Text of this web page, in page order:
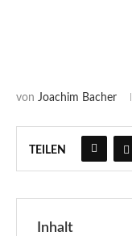
von Joachim Bacher
TEILEN
Inhalt